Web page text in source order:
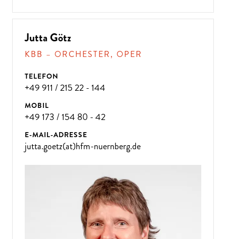
Jutta Götz
KBB – ORCHESTER, OPER
TELEFON
+49 911 / 215 22 - 144
MOBIL
+49 173 / 154 80 - 42
E-MAIL-ADRESSE
jutta.goetz(at)hfm-nuernberg.de